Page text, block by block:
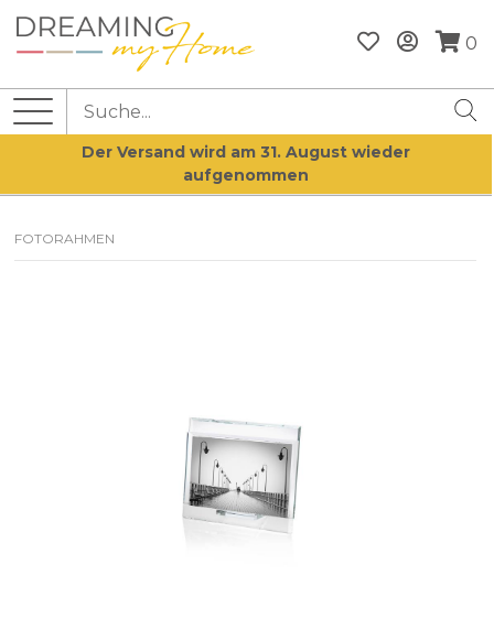
0
Der Versand wird am 31. August wieder
aufgenommen
FOTORAHMEN